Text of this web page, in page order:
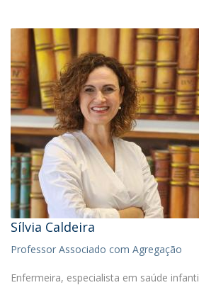
Sílvia Caldeira
Professor Associado com Agregação
Enfermeira, especialista em saúde